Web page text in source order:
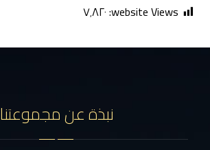
website Views: ٧٬٨٢٠
نبذة عن مجموعتنا